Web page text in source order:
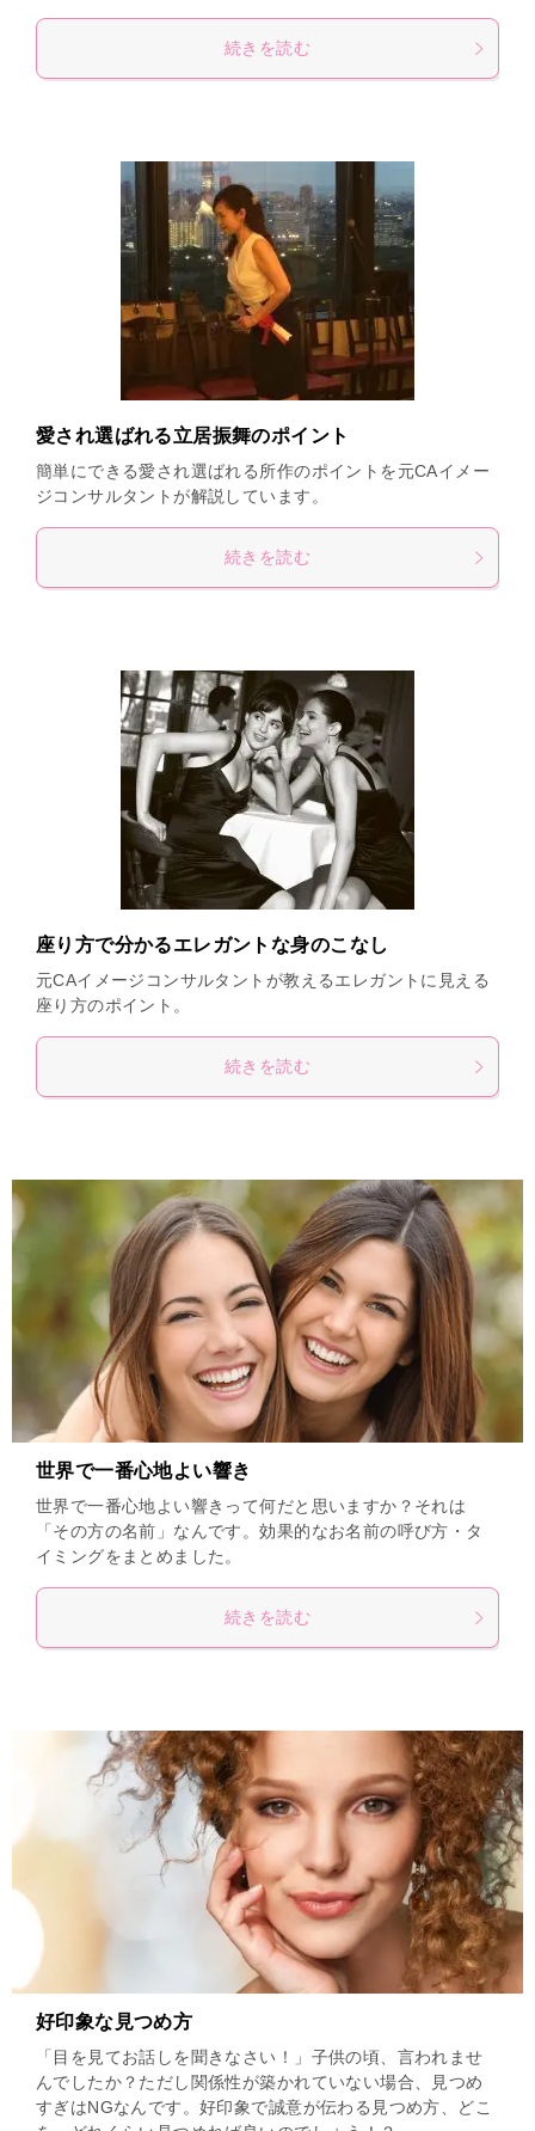
続きを読む
愛され選ばれる立居振舞のポイント
簡単にできる愛され選ばれる所作のポイントを元CAイメー
ジコンサルタントが解説しています。
続きを読む
座り方で分かるエレガントな身のこなし
元CAイメージコンサルタントが教えるエレガントに見える
座り方のポイント。
続きを読む
世界で一番心地よい響き
世界で一番心地よい響きって何だと思いますか？それは
「その方の名前」なんです。効果的なお名前の呼び方・タ
イミングをまとめました。
続きを読む
好印象な見つめ方
「目を見てお話しを聞きなさい！」子供の頃、言われませ
んでしたか？ただし関係性が築かれていない場合、見つめ
すぎはNGなんです。好印象で誠意が伝わる見つめ方、どこ